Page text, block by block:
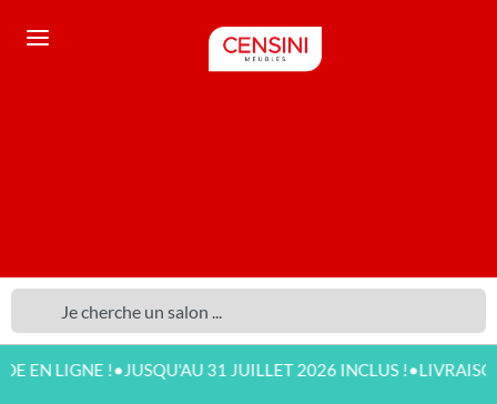
LIGNE !•JUSQU'AU 31 JUILLET 2026 INCLUS !•LIVRAISON